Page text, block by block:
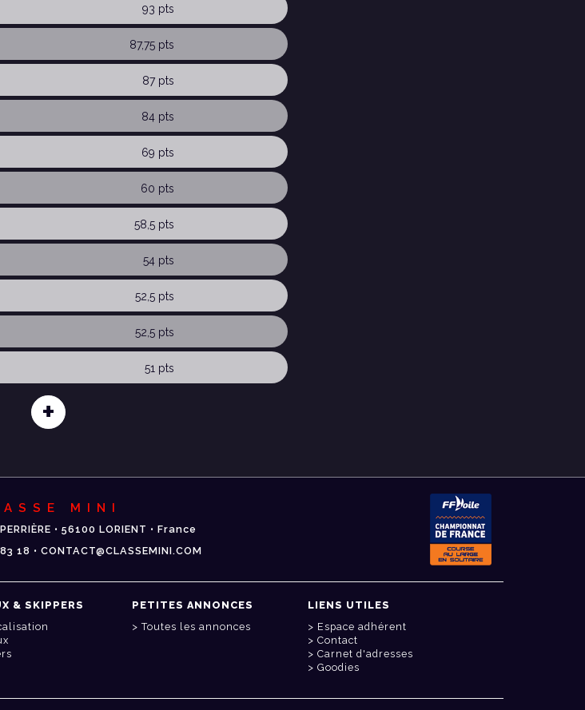
93 pts
87,75 pts
87 pts
84 pts
69 pts
60 pts
58,5 pts
54 pts
52,5 pts
52,5 pts
51 pts
+
MINI
• 56100 LORIENT • France
18 • CONTACT@CLASSEMINI.COM
& SKIPPERS
PETITES ANNONCES
Toutes les annonces
LIENS UTILES
Espace adhérent
Contact
Carnet d'adresses
Goodies